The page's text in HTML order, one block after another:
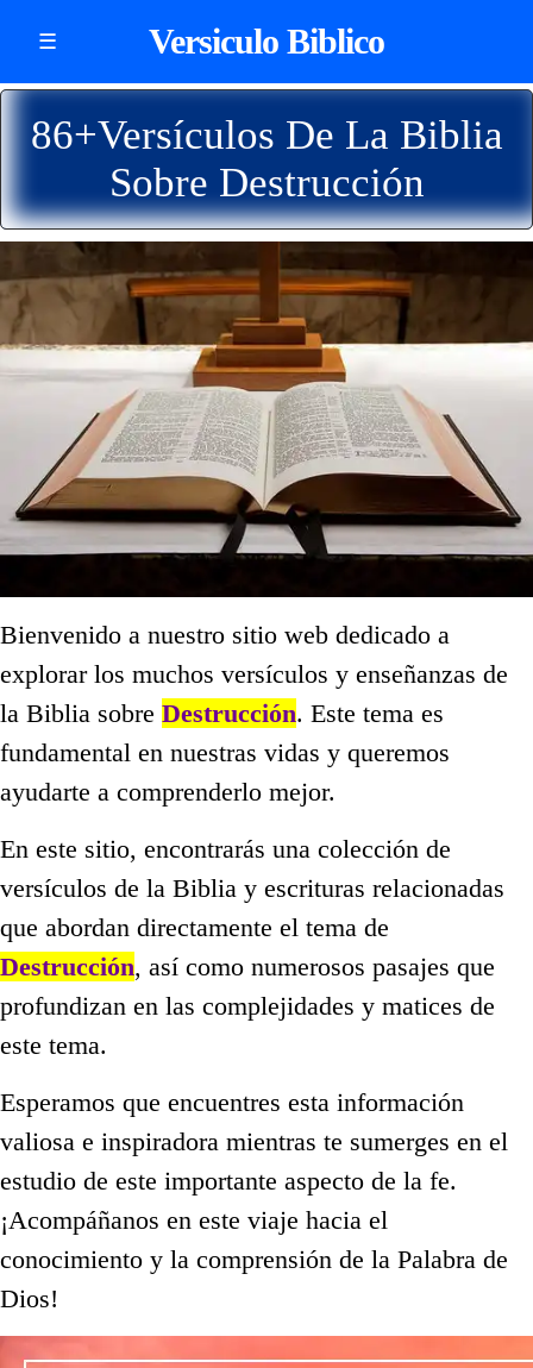
☰ Versiculo Biblico
86+Versículos De La Biblia
Sobre Destrucción
Bienvenido a nuestro sitio web dedicado a
explorar los muchos versículos y enseñanzas de
la Biblia sobre Destrucción. Este tema es
fundamental en nuestras vidas y queremos
ayudarte a comprenderlo mejor.
En este sitio, encontrarás una colección de
versículos de la Biblia y escrituras relacionadas
que abordan directamente el tema de
Destrucción, así como numerosos pasajes que
profundizan en las complejidades y matices de
este tema.
Esperamos que encuentres esta información
valiosa e inspiradora mientras te sumerges en el
estudio de este importante aspecto de la fe.
¡Acompáñanos en este viaje hacia el
conocimiento y la comprensión de la Palabra de
Dios!